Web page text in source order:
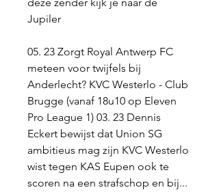
Jupiler
05. 23 Zorgt Royal Antwerp FC
meteen voor twijfels bij
Anderlecht? KVC Westerlo - Club
Brugge (vanaf 18u10 op Eleven
Pro League 1) 03. 23 Dennis
Eckert bewijst dat Union SG
ambitieus mag zijn KVC Westerlo
wist tegen KAS Eupen ook te
scoren na een strafschop en bij...